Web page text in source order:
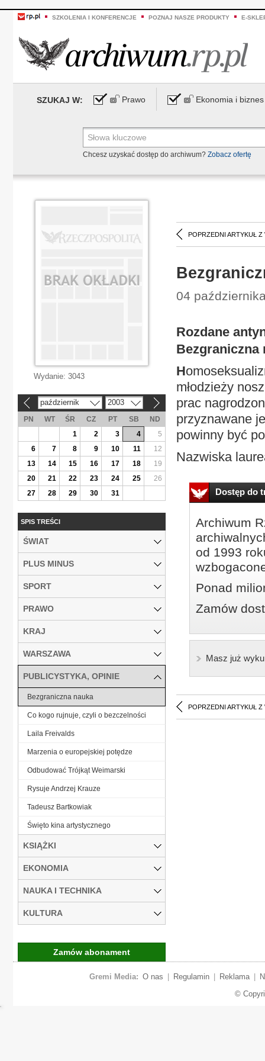
SZKOLENIA I KONFERENCJE POZNAJ NASZE PRODUKTY E-
SZUKAJ W: Prawo Ekonomia i biznes
Chcesz uzyskać dostęp do archiwum? Zobacz ofertę
POPRZEDNI ARTYKUŁ Z
04
Rozdane
Bezgraniczna
H
młodzieży
prac
przyznawane
powinny być
Nazwiska
Dostęp do
Archiwum
od 1993
Ponad
Zamów
Masz już
POPRZEDNI ARTYKUŁ Z
Wydanie: 3043
październik 2003
PN WT ŚR CZ PT SB
ND
1
2 3 4
5
6
7 8 9 10 11
12
13
14 15 16 17 18
19
20
21 22 23 24 25
26
27
28 29 30 31
SPIS TREŚCI
ŚWIAT
PLUS MINUS
SPORT
PRAWO
KRAJ
WARSZAWA
PUBLICYSTYKA, OPINIE
Bezgraniczna nauka
Co kogo rujnuje, czyli o bezczelności
Laila Freivalds
Marzenia o europejskiej potędze
Odbudować Trójkąt Weimarski
Rysuje Andrzej Krauze
Tadeusz Bartkowiak
Święto kina artystycznego
KSIĄŻKI
EKONOMIA
NAUKA I TECHNIKA
KULTURA
Zamów abonament
Gremi Media: O nas Regulamin Reklama
©